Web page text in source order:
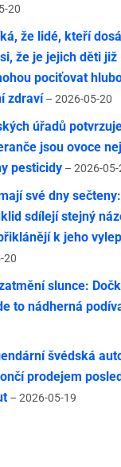
20
že lidé, kteří
že je jejich děti již
pociťovat
zdraví – 2026-05-20
úřadů
jsou ovoce
pesticidy – 2026-05-
své dny sečteny:
sdílejí stejný
k jeho
20
slunce:
to nádherná
švédská
prodejem
– 2026-05-19